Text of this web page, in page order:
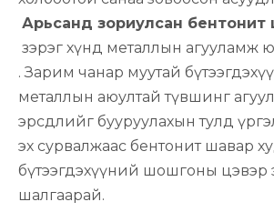
Арьсанд зориулсан бентонит
зэрэг хүнд металлын агууламж
. Зарим чанар муутай
металлын аюултай түвшинг
эрсдлийг бууруулахын тулд
эх сурвалжаас бентонит шавар
бүтээгдэхүүний шошгоны цэвэр
шалгаарай.